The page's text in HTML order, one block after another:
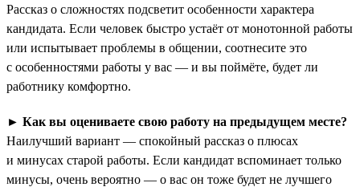
Рассказ о сложностях подсветит особенности характера
кандидата. Если человек быстро устаёт от монотонной работы
или испытывает проблемы в общении, соотнесите это
с особенностями работы у вас — и вы поймёте, будет ли
работнику комфортно.
► Как вы оцениваете свою работу на предыдущем месте?
Наилучший вариант — спокойный рассказ о плюсах
и минусах старой работы. Если кандидат вспоминает только
минусы, очень вероятно — о вас он тоже будет не лучшего